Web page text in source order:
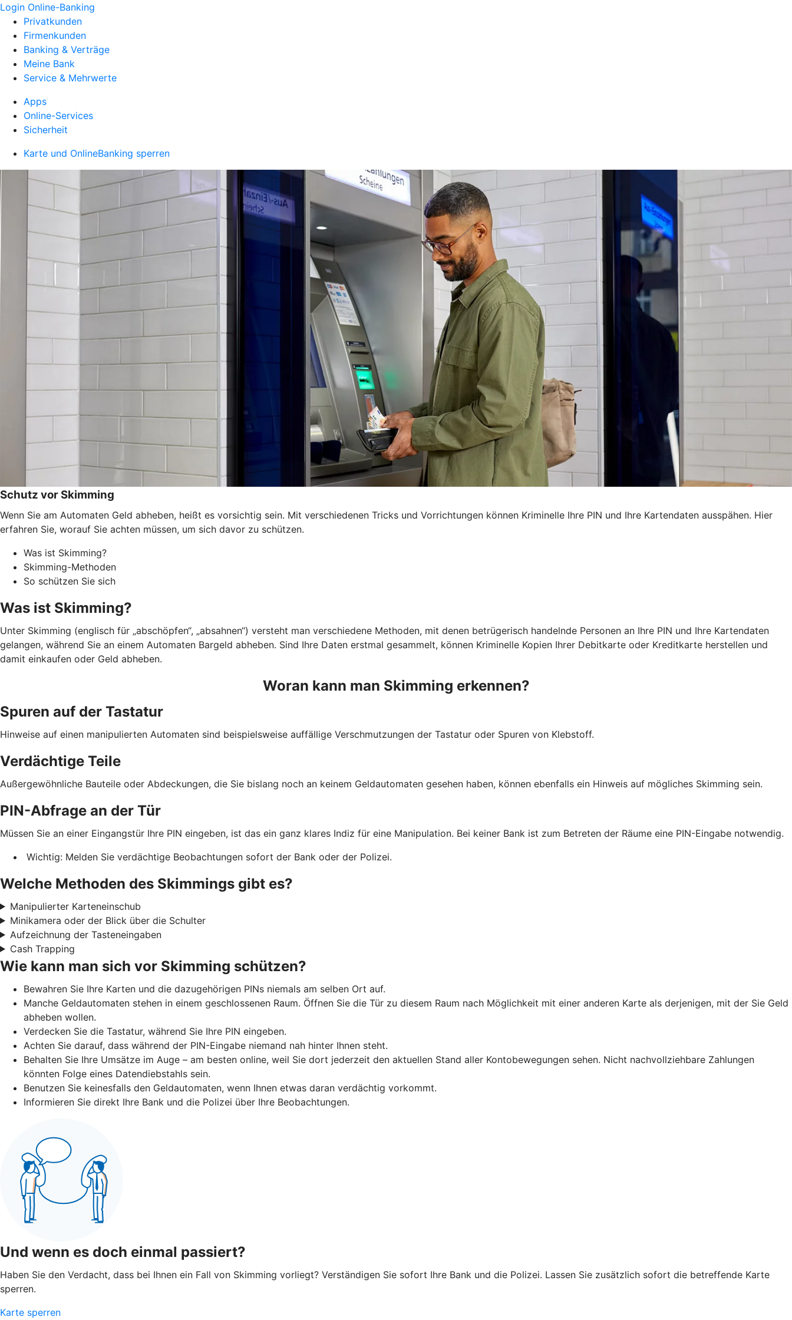
Login Online-Banking
Privatkunden
Firmenkunden
Banking & Verträge
Meine Bank
Service & Mehrwerte
Apps
Online-Services
Sicherheit
Karte und OnlineBanking sperren
Schutz vor Skimming
Wenn Sie am Automaten Geld abheben, heißt es vorsichtig sein. Mit verschiedenen Tricks und Vorrichtungen können Kriminelle Ihre PIN und Ihre Kartendaten ausspähen. Hier
erfahren Sie, worauf Sie achten müssen, um sich davor zu schützen.
Was ist Skimming?
Skimming-Methoden
So schützen Sie sich
Was ist Skimming?
Unter Skimming (englisch für „abschöpfen“, „absahnen“) versteht man verschiedene Methoden, mit denen betrügerisch handelnde Personen an Ihre PIN und Ihre Kartendaten
gelangen, während Sie an einem Automaten Bargeld abheben. Sind Ihre Daten erstmal gesammelt, können Kriminelle Kopien Ihrer Debitkarte oder Kreditkarte herstellen und
damit einkaufen oder Geld abheben.
Woran kann man Skimming erkennen?
Spuren auf der Tastatur
Hinweise auf einen manipulierten Automaten sind beispielsweise auffällige Verschmutzungen der Tastatur oder Spuren von Klebstoff.
Verdächtige Teile
Außergewöhnliche Bauteile oder Abdeckungen, die Sie bislang noch an keinem Geldautomaten gesehen haben, können ebenfalls ein Hinweis auf mögliches Skimming sein.
PIN-Abfrage an der Tür
Müssen Sie an einer Eingangstür Ihre PIN eingeben, ist das ein ganz klares Indiz für eine Manipulation. Bei keiner Bank ist zum Betreten der Räume eine PIN-Eingabe notwendig.
Wichtig: Melden Sie verdächtige Beobachtungen sofort der Bank oder der Polizei.
Welche Methoden des Skimmings gibt es?
Manipulierter Karteneinschub
Minikamera oder der Blick über die Schulter
Aufzeichnung der Tasteneingaben
Cash Trapping
Wie kann man sich vor Skimming schützen?
Bewahren Sie Ihre Karten und die dazugehörigen PINs niemals am selben Ort auf.
Manche Geldautomaten stehen in einem geschlossenen Raum. Öffnen Sie die Tür zu diesem Raum nach Möglichkeit mit einer anderen Karte als derjenigen, mit der Sie Geld
abheben wollen.
Verdecken Sie die Tastatur, während Sie Ihre PIN eingeben.
Achten Sie darauf, dass während der PIN-Eingabe niemand nah hinter Ihnen steht.
Behalten Sie Ihre Umsätze im Auge – am besten online, weil Sie dort jederzeit den aktuellen Stand aller Kontobewegungen sehen. Nicht nachvollziehbare Zahlungen
könnten Folge eines Datendiebstahls sein.
Benutzen Sie keinesfalls den Geldautomaten, wenn Ihnen etwas daran verdächtig vorkommt.
Informieren Sie direkt Ihre Bank und die Polizei über Ihre Beobachtungen.
Und wenn es doch einmal passiert?
Haben Sie den Verdacht, dass bei Ihnen ein Fall von Skimming vorliegt? Verständigen Sie sofort Ihre Bank und die Polizei. Lassen Sie zusätzlich sofort die betreffende Karte
sperren.
Karte sperren